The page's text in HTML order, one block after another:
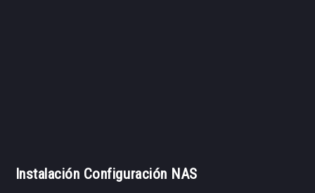
Instalación Configuración NAS